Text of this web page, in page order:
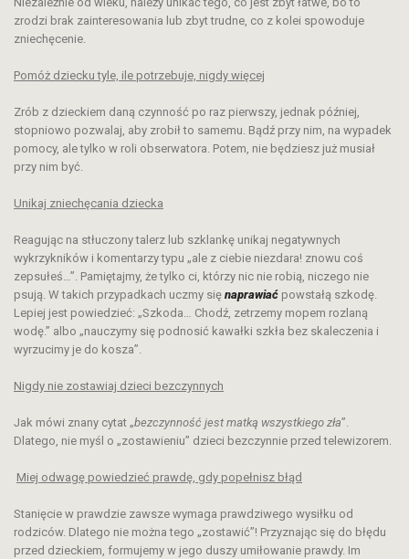
zrodzi brak zainteresowania lub zbyt trudne, co z kolei spowoduje
zniechęcenie.
Pomóż dziecku tyle, ile potrzebuje, nigdy więcej
Zrób z dzieckiem daną czynność po raz pierwszy, jednak później,
stopniowo pozwalaj, aby zrobił to samemu. Bądź przy nim, na wypadek
pomocy, ale tylko w roli obserwatora. Potem, nie będziesz już musiał
przy nim być.
Unikaj zniechęcania dziecka
Reagując na stłuczony talerz lub szklankę unikaj negatywnych
wykrzykników i komentarzy typu „ale z ciebie niezdara! znowu coś
zepsułeś…”. Pamiętajmy, że tylko ci, którzy nic nie robią, niczego nie
psują. W takich przypadkach uczmy się naprawiać powstałą szkodę.
Lepiej jest powiedzieć: „Szkoda… Chodź, zetrzemy mopem rozlaną
wodę.” albo „nauczymy się podnosić kawałki szkła bez skaleczenia i
wyrzucimy je do kosza”.
Nigdy nie zostawiaj dzieci bezczynnych
Jak mówi znany cytat „bezczynność jest matką wszystkiego zła”.
Dlatego, nie myśl o „zostawieniu” dzieci bezczynnie przed telewizorem.
Miej odwagę powiedzieć prawdę, gdy popełnisz błąd
Stanięcie w prawdzie zawsze wymaga prawdziwego wysiłku od
rodziców. Dlatego nie można tego „zostawić”! Przyznając się do błędu
przed dzieckiem, formujemy w jego duszy umiłowanie prawdy. Im